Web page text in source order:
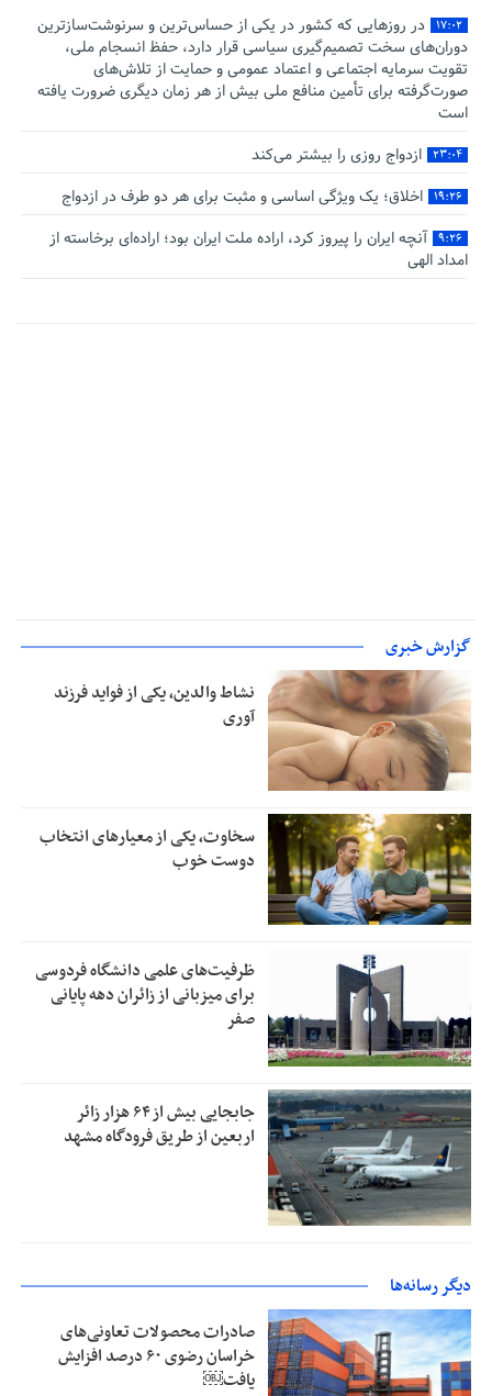
۱۷:۰۲
در روزهایی که کشور در یکی از حساس‌ترین و سرنوشت‌سازترین
دوران‌های سخت تصمیم‌گیری سیاسی قرار دارد، حفظ انسجام ملی،
تقویت سرمایه اجتماعی و اعتماد عمومی و حمایت از تلاش‌های
صورت‌گرفته برای تأمین منافع ملی بیش از هر زمان دیگری ضرورت یافته
است
۲۳:۰۴ ازدواج روزی را بیشتر می‌کند
۱۹:۲۶ اخلاق؛ یک ویژگی اساسی و مثبت برای هر دو طرف در ازدواج
۹:۲۶
آنچه ایران را پیروز کرد، اراده ملت ایران بود؛ اراده‌ای برخاسته از
امداد الهی
گزارش خبری
نشاط والدین، یکی از فواید فرزند
آوری
سخاوت، یکی از معیارهای انتخاب
دوست خوب
ظرفیت‌های علمی دانشگاه فردوسی
برای میزبانی از زائران دهه پایانی
صفر
جابجایی بیش از ۶۴ هزار زائر
اربعین از طریق فرودگاه مشهد
دیگر رسانه‌ها
صادرات محصولات تعاونی‌های
خراسان رضوی ۶۰ درصد افزایش
یافت￼